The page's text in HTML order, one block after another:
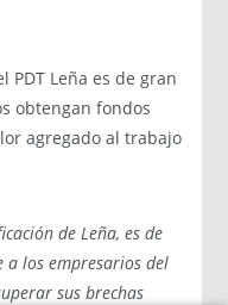
PDT Leña es de gran
obtengan fondos
agregado al trabajo
de Leña, es de
a los empresarios del
sus brechas